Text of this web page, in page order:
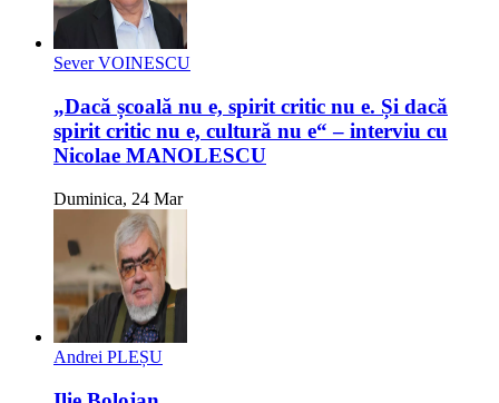
Sever VOINESCU
„Dacă școală nu e, spirit critic nu e. Și dacă
spirit critic nu e, cultură nu e“ – interviu cu
Nicolae MANOLESCU
Duminica, 24 Mar
Andrei PLEȘU